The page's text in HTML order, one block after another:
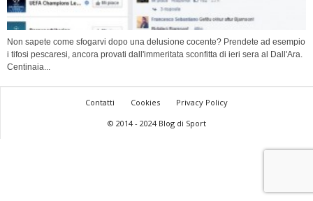
Non sapete come sfogarvi dopo una delusione cocente? Prendete ad esempio
i tifosi pescaresi, ancora provati dall'immeritata sconfitta di ieri sera al Dall'Ara.
Centinaia...
Contatti Cookies
Privacy Policy
© 2014 - 2024 Blog di Sport